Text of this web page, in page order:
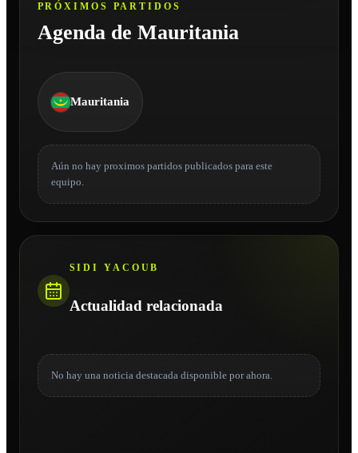
PRÓXIMOS PARTIDOS
Agenda de Mauritania
Mauritania
Aún no hay proximos partidos publicados para este
equipo.
SIDI YACOUB
Actualidad relacionada
No hay una noticia destacada disponible por ahora.